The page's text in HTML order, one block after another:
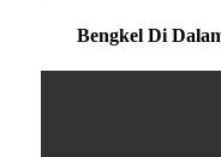
Bengkel Di